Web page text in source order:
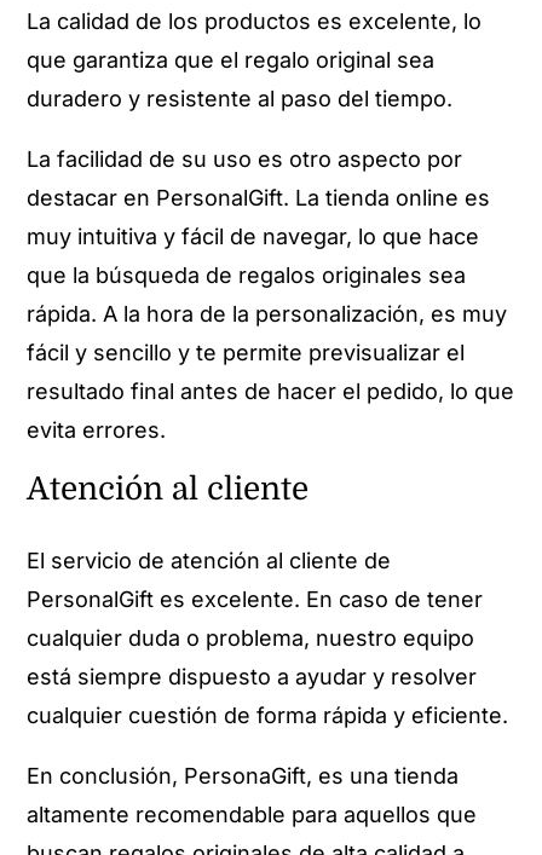
La calidad de los productos es excelente, lo
que garantiza que el regalo original sea
duradero y resistente al paso del tiempo.
La facilidad de su uso es otro aspecto por
destacar en PersonalGift. La tienda online es
muy intuitiva y fácil de navegar, lo que hace
que la búsqueda de regalos originales sea
rápida. A la hora de la personalización, es muy
fácil y sencillo y te permite previsualizar el
resultado final antes de hacer el pedido, lo que
evita errores.
Atención al cliente
El servicio de atención al cliente de
PersonalGift es excelente. En caso de tener
cualquier duda o problema, nuestro equipo
está siempre dispuesto a ayudar y resolver
cualquier cuestión de forma rápida y eficiente.
En conclusión, PersonaGift, es una tienda
altamente recomendable para aquellos que